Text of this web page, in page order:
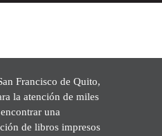
Francisco de Quito,
la atención de miles
una
de libros impresos